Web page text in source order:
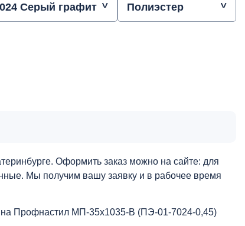
Серый графит
Полиэстер
Оформить заказ можно на сайте: для
Мы получим вашу заявку и в рабочее время
Профнастил МП-35x1035-B (ПЭ-01-7024-0,45)